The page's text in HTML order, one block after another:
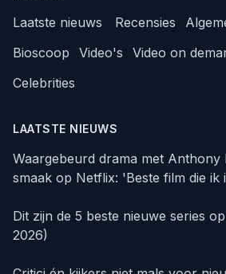
Laatste nieuws Recensies
Bioscoop
Video's Video on
Celebrities
LAATSTE NIEUWS
Waargebeurd drama met Anthony
smaak op Netflix: 'Beste film die ik
Dit zijn de 5 beste nieuwe series
2026)